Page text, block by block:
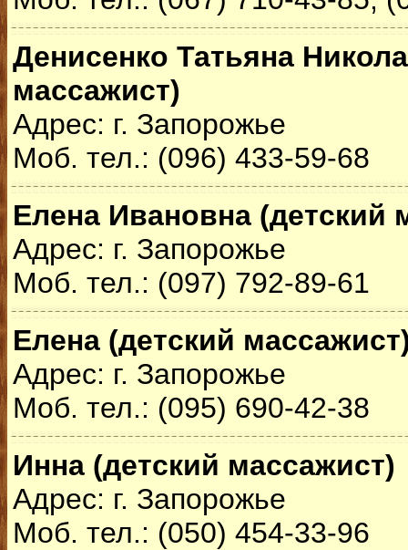
Денисенко Татьяна
массажист)
Адрес: г. Запорожье
Моб. тел.: (096) 433-59-68
Елена Ивановна (детский
Адрес: г. Запорожье
Моб. тел.: (097) 792-89-61
Елена (детский
Адрес: г. Запорожье
Моб. тел.: (095) 690-42-38
Инна (детский массажист)
Адрес: г. Запорожье
Моб. тел.: (050) 454-33-96